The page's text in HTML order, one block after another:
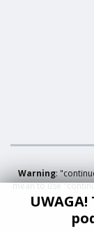
Warning:
mean to use